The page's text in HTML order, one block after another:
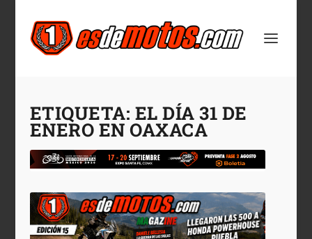
ETIQUETA: EL DÍA 31 DE
ENERO EN OAXACA